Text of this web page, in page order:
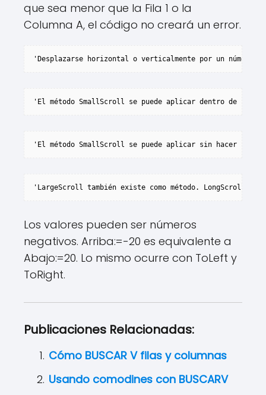
que sea menor que la Fila 1 o la
Columna A, el código no creará un error.
'Desplazarse horizontal o verticalmente por un número
'El método SmallScroll se puede aplicar dentro de una
'El método SmallScroll se puede aplicar sin hacer
'LargeScroll también existe como método. LongScroll
Los valores pueden ser números
negativos. Arriba:=-20 es equivalente a
Abajo:=20. Lo mismo ocurre con ToLeft y
ToRight.
Publicaciones Relacionadas:
Cómo BUSCAR V filas y columnas
Usando comodines con BUSCARV